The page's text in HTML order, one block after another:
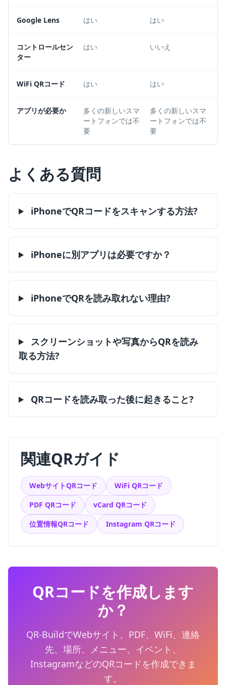
Google Lens はい はい
コントロールセン
ター
はい いいえ
WiFi QRコード はい はい
アプリが必要か
多くの新しいスマ
ートフォンでは不
要
多くの新しいスマ
ートフォンでは不
要
よくある質問
iPhoneでQRコードをスキャンする方法?
iPhoneに別アプリは必要ですか？
iPhoneでQRを読み取れない理由?
スクリーンショットや写真からQRを読み
取る方法?
QRコードを読み取った後に起きること?
関連QRガイド
WebサイトQRコード
WiFi QRコード
PDF QRコード
vCard QRコード
位置情報QRコード
Instagram QRコード
QRコードを作成します
か？
QR-BuildでWebサイト、PDF、WiFi、連絡
先、場所、メニュー、イベント、
InstagramなどのQRコードを作成できま
す。